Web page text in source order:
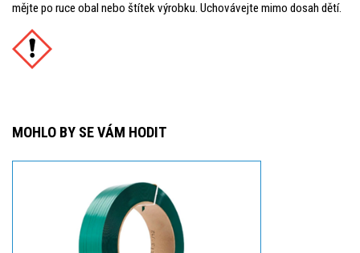
mějte po ruce obal nebo štítek výrobku. Uchovávejte mimo dosah dětí.
MOHLO BY SE VÁM HODIT